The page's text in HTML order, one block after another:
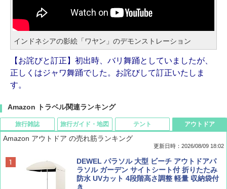
インドネシアの影絵「ワヤン」のデモンストレーション
【お詫びと訂正】初出時、バリ舞踊としていましたが、
正しくはジャワ舞踊でした。お詫びして訂正いたしま
す。
Amazon トラベル関連ランキング
旅行雑誌
BE-PAL(ビ-パル) 2026年 9 月号【特別付録:
SOTO ミニマル"旅"財布 ランダム2種】
旅行ガイド・地図
地球の歩き方 スター・ウォーズ
￥2,695
テント
[キャンパーズコレクション 山善] ポップアッ
プテント 傘みたいに広げて畳める パッとサ
ッとサンシェード キューブ フルクローズ メ
ッシュ 簡単設置 ワンタッチテント キャンプ
アウトドア
Amazon アウトドア の売れ筋ランキング
更新日時：2026/08/09 18:02
DEWEL パラソル 大型 ビーチ アウトドアパ
ラソル ガーデン サイトシート付 折りたたみ
防水 UVカット 4段階高さ調整 軽量 収納袋付
き